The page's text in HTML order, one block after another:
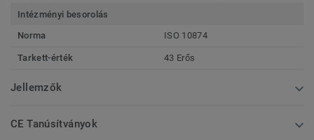
Intézményi besorolás
Norma
ISO 10874
Tarkett-érték 43 Erős
Jellemzők
CE Tanúsítványok